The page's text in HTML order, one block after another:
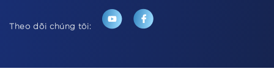
Theo dõi chúng tôi: